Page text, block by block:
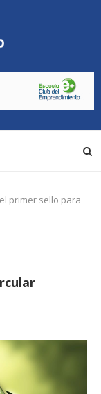
primer sello para